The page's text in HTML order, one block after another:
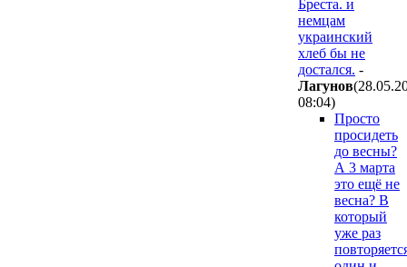
Бреста. и
немцам
украинский
хлеб бы не
достался. -
Лaгyнoв
08:04)
Просто
просидеть
до весны?
А 3 марта
это ещё не
весна? В
который
уже раз